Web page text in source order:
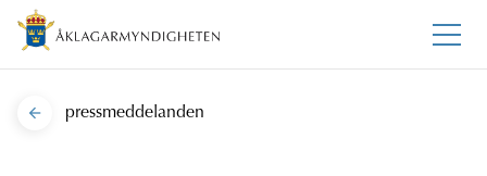
pressmeddelanden